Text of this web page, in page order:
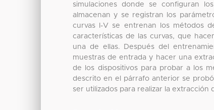
simulaciones donde se configuran
almacenan y se registran los
curvas I-V se entrenan los métodos
características de las curvas, que
una de ellas. Después del
muestras de entrada y hacer una
de los dispositivos para probar a los
descrito en el párrafo anterior se
ser utilizados para realizar la